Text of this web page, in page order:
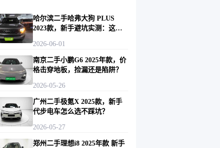
哈尔滨二手哈弗大狗 PLUS
2023款，新手避坑实测：这台
2026-06-01
南京二手小鹏G6 2025年款，价
格击穿地板，捡漏还是陷阱？
2026-05-26
广州二手极氪X 2025款，新手
代步电车怎么选不踩坑？
2026-05-27
郑州二手理想i8 2025年款 新手